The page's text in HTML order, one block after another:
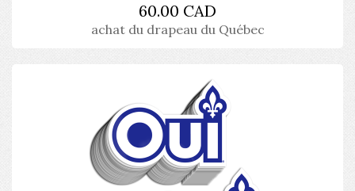
60.00 CAD
achat du drapeau du Québec